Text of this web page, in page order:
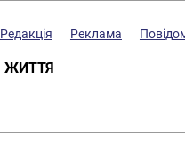
Редакція Реклама
ЖИТТЯ